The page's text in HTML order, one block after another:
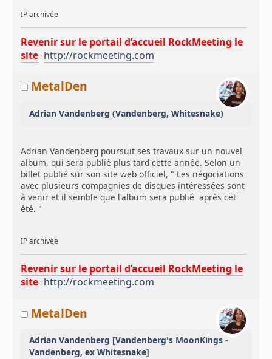
IP archivée
Revenir sur le portail d’accueil RockMeeting le
site : http://rockmeeting.com
MetalDen
Adrian Vandenberg (Vandenberg, Whitesnake)
Adrian Vandenberg poursuit ses travaux sur un nouvel
album, qui sera publié plus tard cette année. Selon un
billet publié sur son site web officiel, " Les négociations
avec plusieurs compagnies de disques intéressées sont
à venir et il semble que l'album sera publié après cet
été. "
IP archivée
Revenir sur le portail d’accueil RockMeeting le
site : http://rockmeeting.com
MetalDen
Adrian Vandenberg [Vandenberg's MoonKings -
Vandenberg, ex Whitesnake]